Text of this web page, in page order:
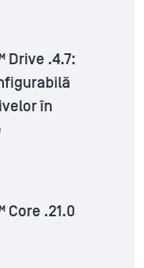
Drive .4.7:
în
.21.0